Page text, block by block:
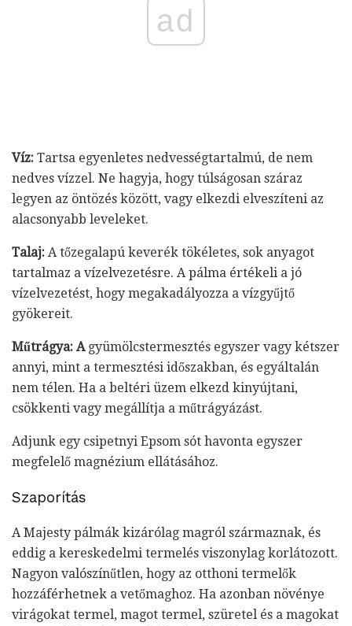
ad
Víz: Tartsa egyenletes nedvességtartalmú, de nem
nedves vízzel. Ne hagyja, hogy túlságosan száraz
legyen az öntözés között, vagy elkezdi elveszíteni az
alacsonyabb leveleket.
Talaj: A tőzegalapú keverék tökéletes, sok anyagot
tartalmaz a vízelvezetésre. A pálma értékeli a jó
vízelvezetést, hogy megakadályozza a vízgyűjtő
gyökereit.
Műtrágya: Agyümölcstermesztés egyszer vagy kétszer
annyi, mint a termesztési időszakban, és egyáltalán
nem télen. Ha a beltéri üzem elkezd kinyújtani,
csökkenti vagy megállítja a műtrágyázást.
Adjunk egy csipetnyi Epsom sót havonta egyszer
megfelelő magnézium ellátásához.
Szaporítás
A Majesty pálmák kizárólag magról származnak, és
eddig a kereskedelmi termelés viszonylag korlátozott.
Nagyon valószínűtlen, hogy az otthoni termelők
hozzáférhetnek a vetőmaghoz. Ha azonban növénye
virágokat termel, magot termel, szüretel és a magokat